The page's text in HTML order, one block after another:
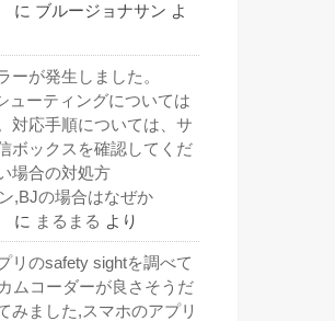
に ブルージョナサン よ
ーが発生しました。
ューティングについては
対応手順については、サ
ボックスを確認してくだ
場合の対処方
,BJの場合はなぜか
に まるまる より
リのsafety sightを調べて
ムコーダーが良さそうだ
みました,スマホのアプリ